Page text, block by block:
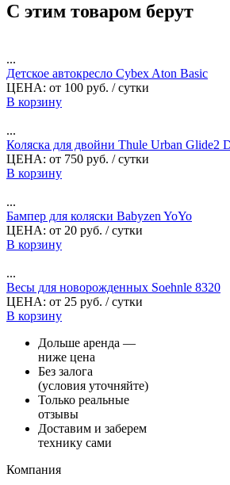
С этим товаром берут
...
Детское автокресло Cybex Aton Basic
ЦЕНА: от 100 руб. / сутки
В корзину
...
Коляска для двойни Thule Urban Glide2
ЦЕНА: от 750 руб. / сутки
В корзину
...
Бампер для коляски Babyzen YoYo
ЦЕНА: от 20 руб. / сутки
В корзину
...
Весы для новорожденных Soehnle 8320
ЦЕНА: от 25 руб. / сутки
В корзину
Дольше аренда —
ниже цена
Без залога
(условия уточняйте)
Только реальные
отзывы
Доставим и заберем
технику сами
Компания